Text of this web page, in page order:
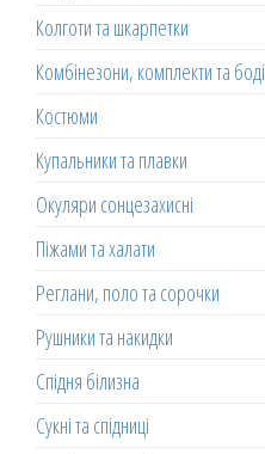
Колготи та шкарпетки
Комбінезони, комплекти та боді
Костюми
Купальники та плавки
Окуляри сонцезахисні
Піжами та халати
Реглани, поло та сорочки
Рушники та накидки
Спідня білизна
Сукні та спідниці